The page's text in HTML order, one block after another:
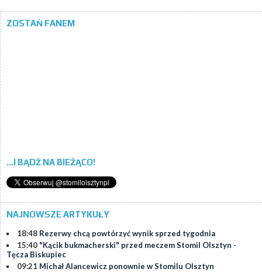
ZOSTAŃ FANEM
...I BĄDŹ NA BIEŻĄCO!
NAJNOWSZE ARTYKUŁY
18:48 Rezerwy chcą powtórzyć wynik sprzed tygodnia
15:40 "Kącik bukmacherski" przed meczem Stomil Olsztyn -
Tęcza Biskupiec
09:21 Michał Alancewicz ponownie w Stomilu Olsztyn